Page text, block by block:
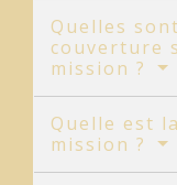
Quelles
couverture
mission ?
Quelle est
mission ?